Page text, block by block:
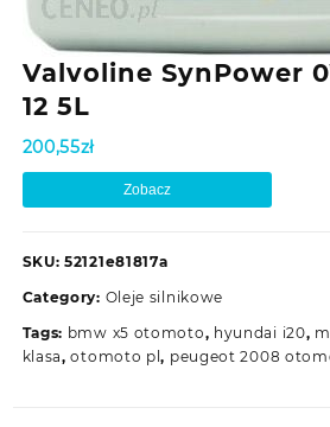
Valvoline SynPower
12 5L
200,55zł
Zobacz
SKU: 52121e81817a
Category: Oleje silnikowe
Tags: bmw x5 otomoto, hyundai i20,
klasa,otomoto pl, peugeot 2008